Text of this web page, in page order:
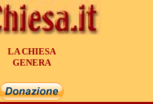
LA CHIESA
UNITA'